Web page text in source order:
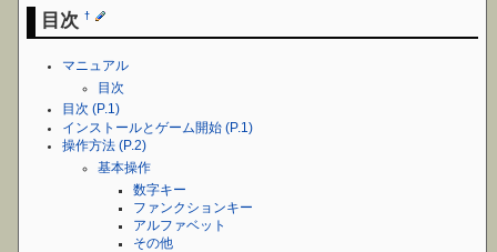
目次†
マニュアル
目次
目次 (P.1)
インストールとゲーム開始 (P.1)
操作方法 (P.2)
基本操作
数字キー
ファンクションキー
アルファベット
その他